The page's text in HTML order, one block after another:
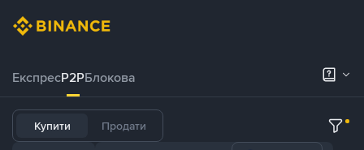
ЕкспресP2PБлокова
Купити Продати